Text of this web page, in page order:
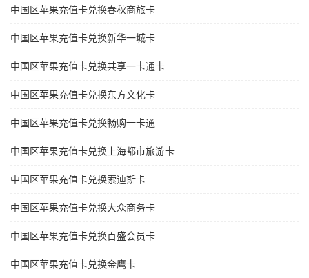
中国区苹果充值卡兑换春秋商旅卡
中国区苹果充值卡兑换新华一城卡
中国区苹果充值卡兑换共享一卡通卡
中国区苹果充值卡兑换东方文化卡
中国区苹果充值卡兑换畅购一卡通
中国区苹果充值卡兑换上海都市旅游卡
中国区苹果充值卡兑换索迪斯卡
中国区苹果充值卡兑换大众商务卡
中国区苹果充值卡兑换百盛会员卡
中国区苹果充值卡兑换金鹰卡